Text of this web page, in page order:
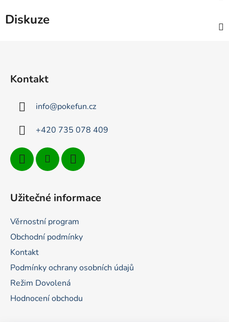
Diskuze
Kontakt
info@pokefun.cz
+420 735 078 409
Užitečné informace
Věrnostní program
Obchodní podmínky
Kontakt
Podmínky ochrany osobních údajů
Režim Dovolená
Hodnocení obchodu